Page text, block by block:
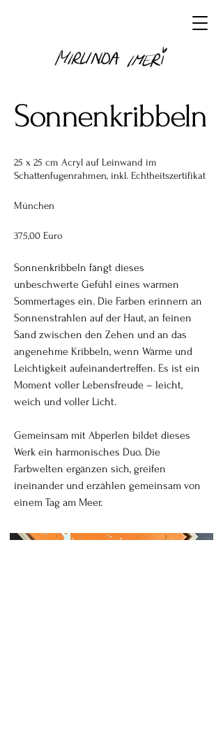
Sonnenkribbeln
25 x 25 cm Acryl auf Leinwand im
Schattenfugenrahmen, inkl. Echtheitszertifikat
München
375,00 Euro
Sonnenkribbeln fängt dieses
unbeschwerte Gefühl eines warmen
Sommertages ein. Die Farben erinnern an
Sonnenstrahlen auf der Haut, an feinen
Sand zwischen den Zehen und an das
angenehme Kribbeln, wenn Wärme und
Leichtigkeit aufeinandertreffen. Es ist ein
Moment voller Lebensfreude – leicht,
weich und voller Licht.
Gemeinsam mit Abperlen bildet dieses
Werk ein harmonisches Duo. Die
Farbwelten ergänzen sich, greifen
ineinander und erzählen gemeinsam von
einem Tag am Meer.